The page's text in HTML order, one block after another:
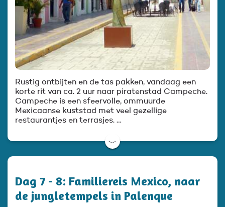
Rustig ontbijten en de tas pakken, vandaag een
korte rit van ca. 2 uur naar piratenstad Campeche.
Campeche is een sfeervolle, ommuurde
Mexicaanse kuststad met veel gezellige
restaurantjes en terrasjes. …
﹀
Dag 7 - 8: Familiereis Mexico, naar
de jungletempels in Palenque